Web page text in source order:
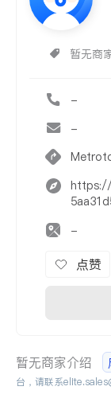
暂无商
-
-
-
点赞
暂无商家介绍
台，请联系